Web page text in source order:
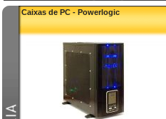
Caixas de PC - Powerlogic